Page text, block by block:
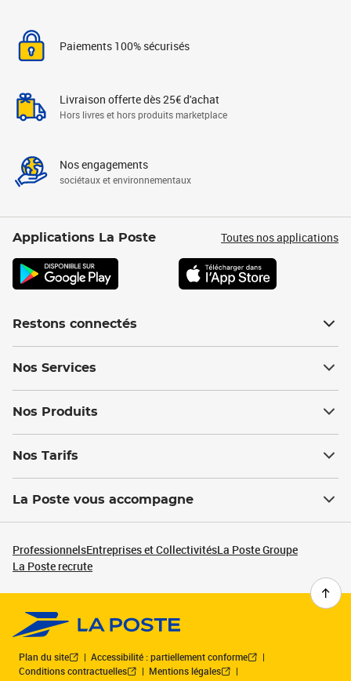
Paiements 100% sécurisés
Livraison offerte dès 25€ d'achat
Hors livres et hors produits marketplace
Nos engagements
sociétaux et environnementaux
Applications La Poste Toutes nos applications
Restons connectés
Nos Services
Nos Produits
Nos Tarifs
La Poste vous accompagne
ProfessionnelsEntreprises et CollectivitésLa Poste Groupe
La Poste recrute
Plan du site
Accessibilité : partiellement conforme
Conditions contractuelles
Mentions légales